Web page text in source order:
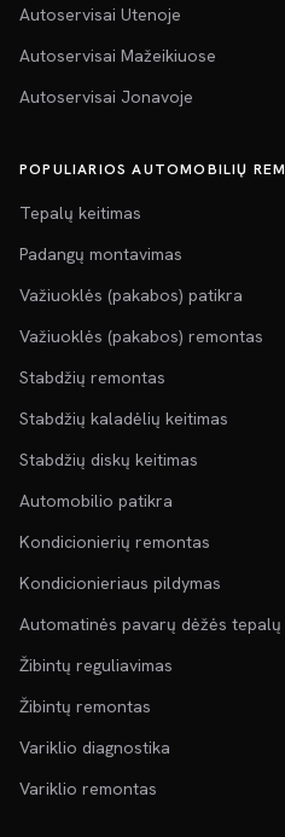
Autoservisai Utenoje
Autoservisai Mažeikiuose
Autoservisai Jonavoje
POPULIARIOS AUTOMOBILIŲ
Tepalų keitimas
Padangų montavimas
Važiuoklės (pakabos) patikra
Važiuoklės (pakabos) remontas
Stabdžių remontas
Stabdžių kaladėlių keitimas
Stabdžių diskų keitimas
Automobilio patikra
Kondicionierių remontas
Kondicionieriaus pildymas
Automatinės pavarų dėžės tepalų
Žibintų reguliavimas
Žibintų remontas
Variklio diagnostika
Variklio remontas